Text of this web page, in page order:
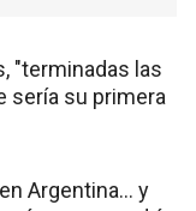
"terminadas las
sería su primera
Argentina… y